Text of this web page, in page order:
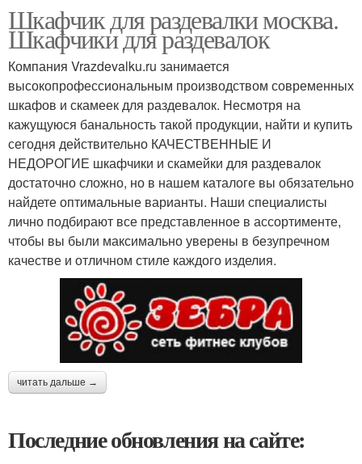
Шкафчик для раздевалки москва.
Шкафчики для раздевалок
Компания Vrazdevalku.ru занимается
высокопрофессиональным производством современных
шкафов и скамеек для раздевалок. Несмотря на
кажущуюся банальность такой продукции, найти и купить
сегодня действительно КАЧЕСТВЕННЫЕ И
НЕДОРОГИЕ шкафчики и скамейки для раздевалок
достаточно сложно, но в нашем каталоге вы обязательно
найдете оптимальные варианты. Наши специалисты
лично подбирают все представленное в ассортименте,
чтобы вы были максимально уверены в безупречном
качестве и отличном стиле каждого изделия.
читать дальше →
Последние обновления на сайте: